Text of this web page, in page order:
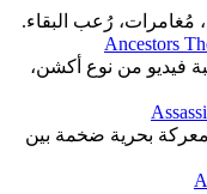
مُغامرات، رُعب البقاء.
فيديو من نوع أكشن،
في معركة بحرية ضخمة بين